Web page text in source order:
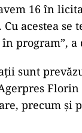
16 în
acestea
program”,
sunt
Florin
precum și